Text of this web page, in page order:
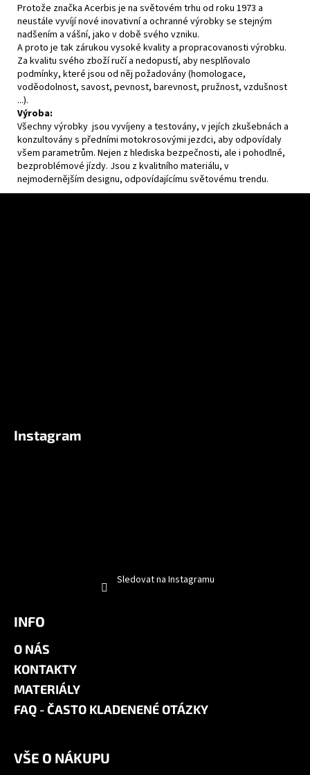
Protože značka Acerbis je na světovém trhu od roku 1973 a
neustále vyvíjí nové inovativní a ochranné výrobky se stejným
nadšením a vášní, jako v době svého vzniku.
A proto je tak zárukou vysoké kvality a propracovanosti výrobku.
Za kvalitu svého zboží ručí a nedopustí, aby nesplňovalo
podmínky, které jsou od něj požadovány (homologace,
voděodolnost, savost, pevnost, barevnost, pružnost, vzdušnost
...).
Výroba:
Všechny výrobky jsou vyvíjeny a testovány, v jejích zkušebnách a
konzultovány s předními motokrosovými jezdci, aby odpovídaly
všem parametrům. Nejen z hlediska bezpečnosti, ale i pohodlné,
bezproblémové jízdy. Jsou z kvalitního materiálu, v
nejmodernějším designu, odpovídajícímu světovému trendu.
Instagram
Sledovat na Instagramu
INFO
O NÁS
KONTAKTY
MATERIÁLY
FAQ - ČASTO KLADENENÉ OTÁZKY
VŠE O NÁKUPU